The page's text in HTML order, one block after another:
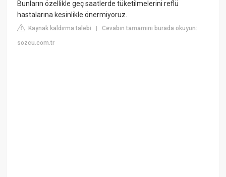
Bunların özellikle geç saatlerde tüketilmelerini reflü
hastalarına kesinlikle önermiyoruz.
Kaynak kaldırma talebi |Cevabın tamamını burada okuyun:
sozcu.com.tr